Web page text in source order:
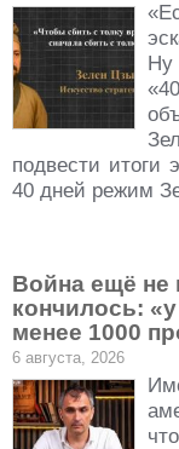
Ну
подвести итоги
40 дней режим
Война ещё не
кончилось:
менее 1000
6 августа, 2026